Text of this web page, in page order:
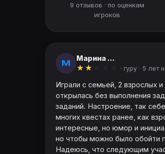
9 отзывов · по оценкам
игроков
М
Марина ...
★ ★ · гуру · 5 лет
Играли с семьей, 2 взрослых
открылась без выполнения
заданий. Настроение, так
многих квестах ранее, как
интересные, но юмор и
но чтобы можно было обойти
Надеюсь, что следующим